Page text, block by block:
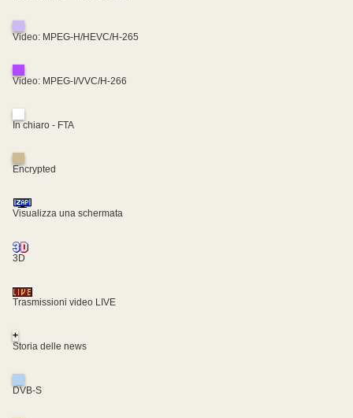
Video: MPEG-H/HEVC/H-265
Video: MPEG-I/VVC/H-266
In chiaro - FTA
Encrypted
Visualizza una schermata
3D
Trasmissioni video LIVE
+
Storia delle news
DVB-S